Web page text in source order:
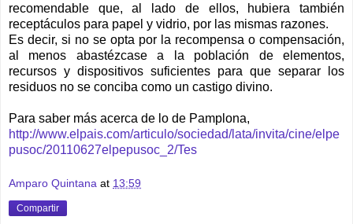
recomendable que, al lado de ellos, hubiera también
receptáculos para papel y vidrio, por las mismas razones.
Es decir, si no se opta por la recompensa o compensación,
al menos abastézcase a la población de elementos,
recursos y dispositivos suficientes para que separar los
residuos no se conciba como un castigo divino.
Para saber más acerca de lo de Pamplona,
http://www.elpais.com/articulo/sociedad/lata/invita/cine/elpe
pusoc/20110627elpepusoc_2/Tes
Amparo Quintana at 13:59
Compartir